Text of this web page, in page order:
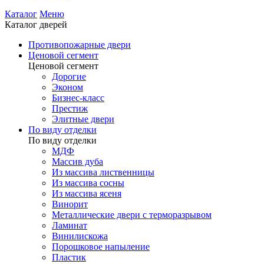
Каталог Меню
Каталог дверей
Противопожарные двери
Ценовой сегмент
Ценовой сегмент
Дорогие
Эконом
Бизнес-класс
Престиж
Элитные двери
По виду отделки
По виду отделки
МДФ
Массив дуба
Из массива лиственницы
Из массива сосны
Из массива ясеня
Винорит
Металлические двери с терморазрывом
Ламинат
Винилискожа
Порошковое напыление
Пластик